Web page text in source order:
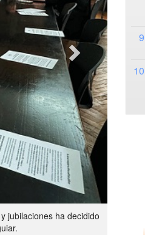
jubilaciones ha decidido
9
10